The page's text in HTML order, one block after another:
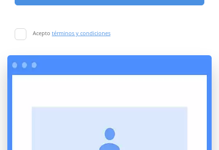
Acepto términos y condiciones